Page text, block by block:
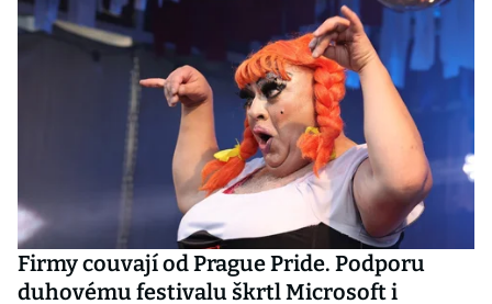
Firmy couvají od Prague Pride. Podporu
duhovému festivalu škrtl Microsoft i